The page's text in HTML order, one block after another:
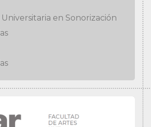
en Sonorización